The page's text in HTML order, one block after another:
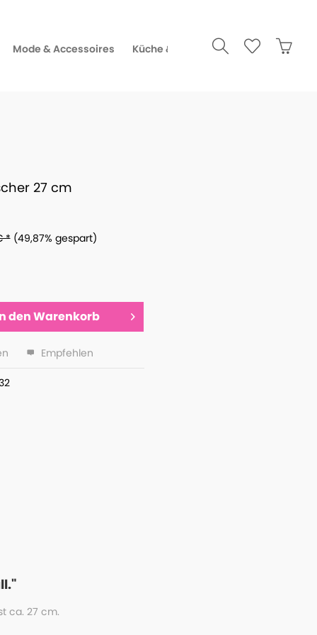
Mode & Accessoires Küche & Gourmet
27 cm
* (49,87% gespart)
denWarenkorb
Empfehlen
ca. 27 cm.